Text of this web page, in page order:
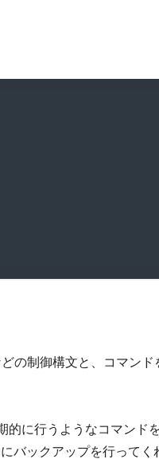
の制御構文と、コマンド
的に行うようなコマンド
バックアップを行ってく